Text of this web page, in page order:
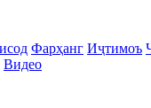
Фарҳанг Иҷтимоъ
Видео